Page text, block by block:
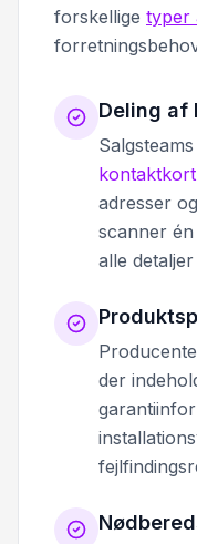
forskellige typer
Deling af
kontaktkort
adresser
scanner
alle
der